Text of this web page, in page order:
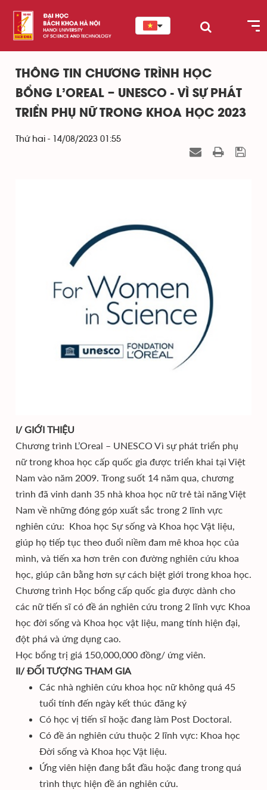
THÔNG TIN CHƯƠNG TRÌNH HỌC
BỔNG L’OREAL – UNESCO - VÌ SỰ PHÁT
TRIỂN PHỤ NỮ TRONG KHOA HỌC 2023
Thứ hai - 14/08/2023 01:55
I/ GIỚI THIỆU
Chương trình L’Oreal – UNESCO Vì sự phát triển phụ
nữ trong khoa học cấp quốc gia được triển khai tại Việt
Nam vào năm 2009. Trong suốt 14 năm qua, chương
trình đã vinh danh 35 nhà khoa học nữ trẻ tài năng Việt
Nam về những đóng góp xuất sắc trong 2 lĩnh vực
nghiên cứu: Khoa học Sự sống và Khoa học Vật liệu,
giúp họ tiếp tục theo đuổi niềm đam mê khoa học của
mình, và tiến xa hơn trên con đường nghiên cứu khoa
học, giúp cân bằng hơn sự cách biệt giới trong khoa học.
Chương trình Học bổng cấp quốc gia được dành cho
các nữ tiến sĩ có đề án nghiên cứu trong 2 lĩnh vực Khoa
học đời sống và Khoa học vật liệu, mang tính hiện đại,
đột phá và ứng dụng cao.
Học bổng trị giá 150,000,000 đồng/ ứng viên.
II/ ĐỐI TƯỢNG THAM GIA
Các nhà nghiên cứu khoa học nữ không quá 45
tuổi tính đến ngày kết thúc đăng ký
Có học vị tiến sĩ hoặc đang làm Post Doctoral.
Có đề án nghiên cứu thuộc 2 lĩnh vực: Khoa học
Đời sống và Khoa học Vật liệu.
Ứng viên hiện đang bắt đầu hoặc đang trong quá
trình thực hiện đề án nghiên cứu.